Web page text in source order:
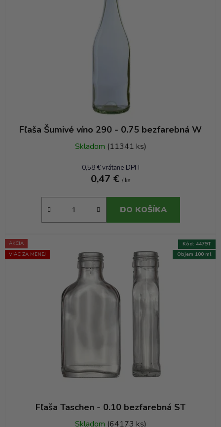
Fľaša Šumivé víno 290 - 0.75 bezfarebná W
Skladom (11341 ks)
0,58 € vrátane DPH
0,47 € / ks
DO KOŠÍKA
AKCIA
VIAC ZA MENEJ
Fľaša Taschen - 0.10 bezfarebná ST
Skladom (64173 ks)
Objem 100 ml
Kód: 4479T